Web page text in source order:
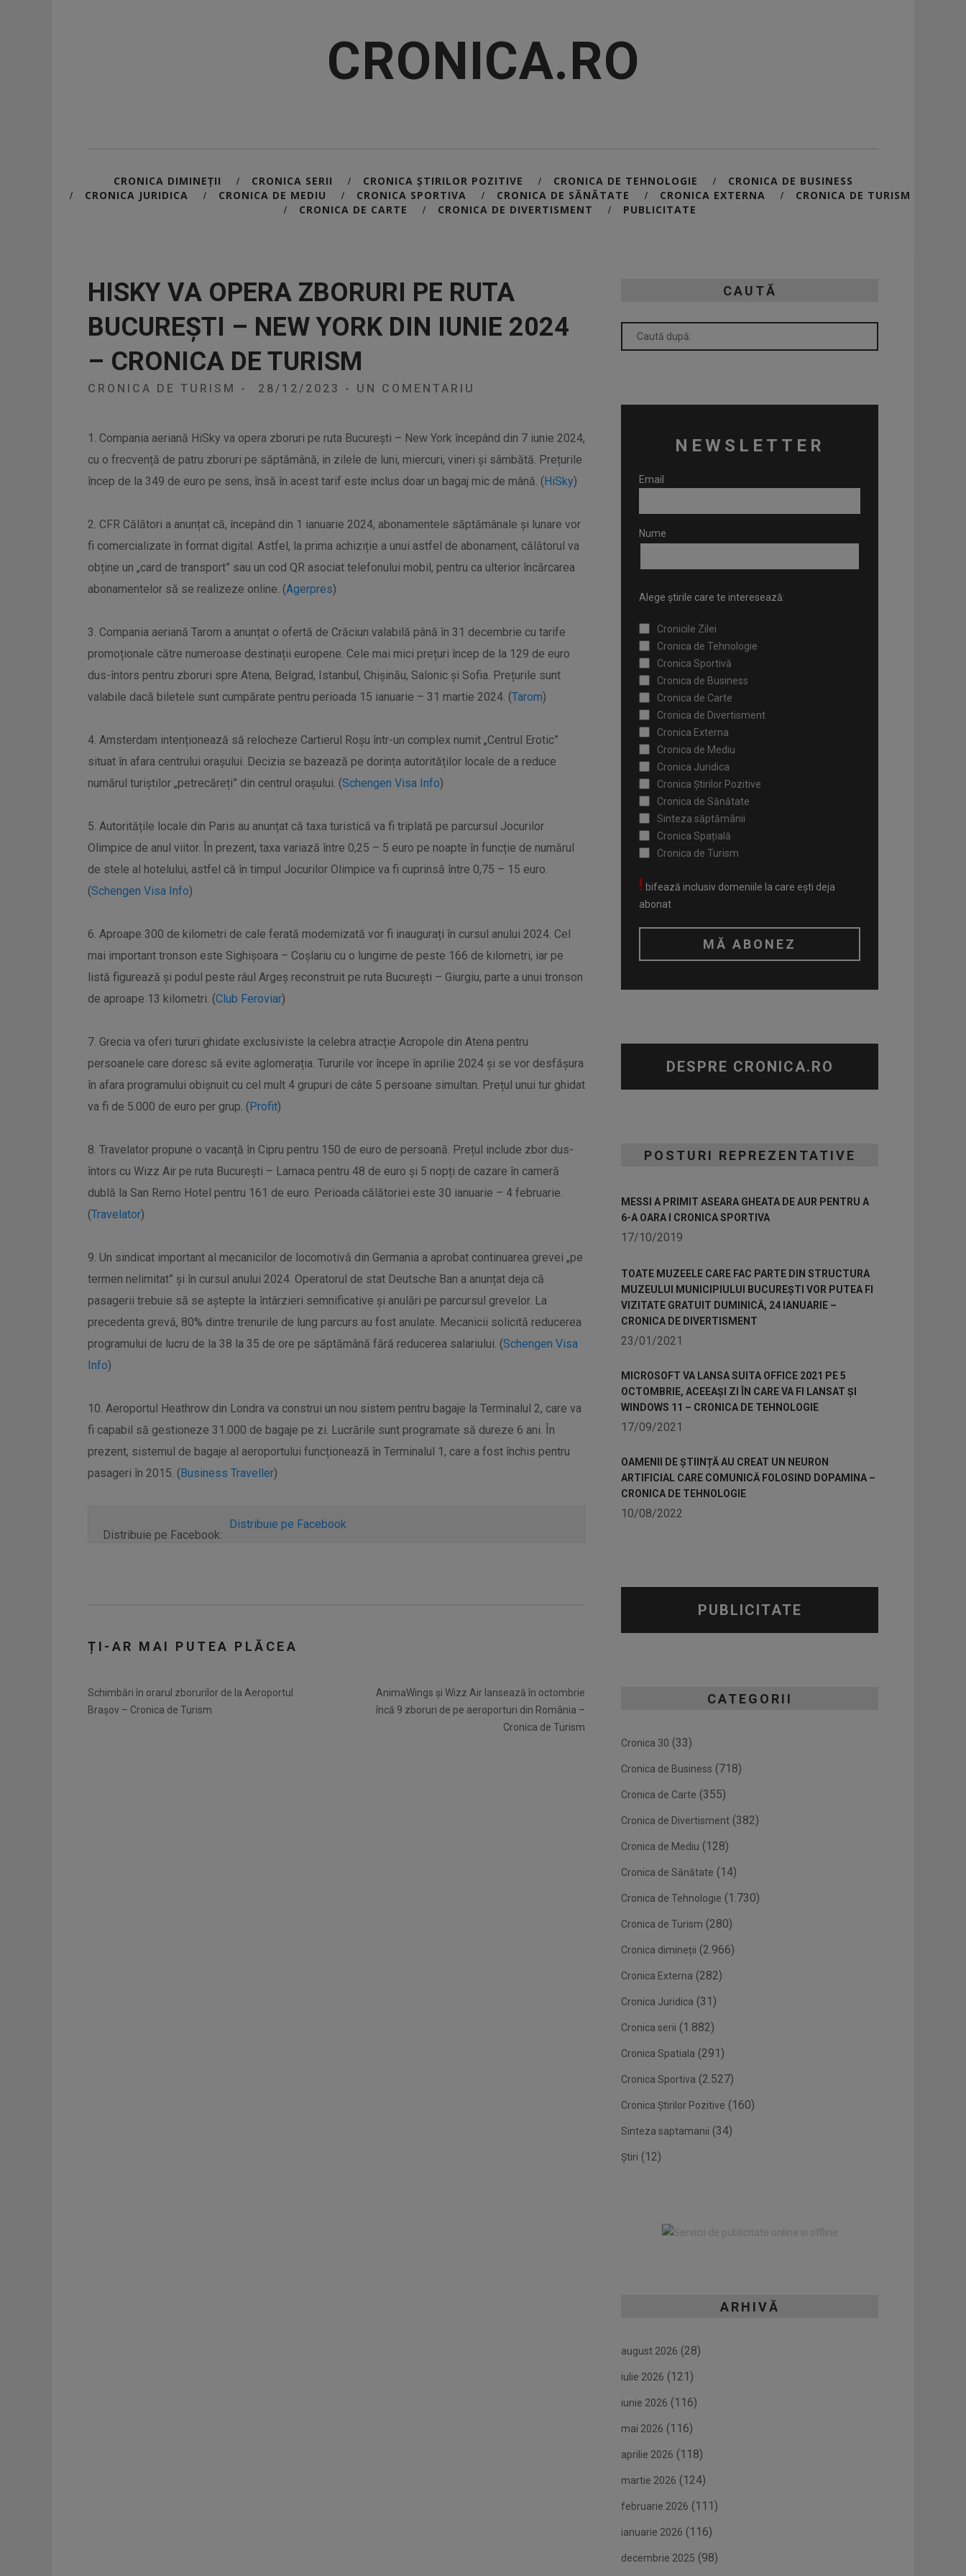
CRONICA.RO
CRONICA DIMINEȚII / CRONICA SERII / CRONICA ȘTIRILOR POZITIVE / CRONICA DE TEHNOLOGIE / CRONICA DE BUSINESS
/ CRONICA JURIDICA / CRONICA DE MEDIU / CRONICA SPORTIVA / CRONICA DE SĂNĂTATE / CRONICA EXTERNA / CRONICA DE TURISM
/ CRONICA DE CARTE / CRONICA DE DIVERTISMENT / PUBLICITATE
HISKY VA OPERA ZBORURI PE RUTA
BUCUREȘTI – NEW YORK DIN IUNIE 2024
– CRONICA DE TURISM
CRONICA DE TURISM - 28/12/2023 - UN COMENTARIU
1. Compania aeriană HiSky va opera zboruri pe ruta București – New York începând din 7 iunie 2024,
cu o frecvență de patru zboruri pe săptămână, in zilele de luni, miercuri, vineri și sâmbătă. Prețurile
încep de la 349 de euro pe sens, însă în acest tarif este inclus doar un bagaj mic de mână. (HiSky)
2. CFR Călători a anunțat că, începând din 1 ianuarie 2024, abonamentele săptămânale și lunare vor
fi comercializate în format digital. Astfel, la prima achiziție a unui astfel de abonament, călătorul va
obține un „card de transport” sau un cod QR asociat telefonului mobil, pentru ca ulterior încărcarea
abonamentelor să se realizeze online. (Agerpres)
3. Compania aeriană Tarom a anunțat o ofertă de Crăciun valabilă până în 31 decembrie cu tarife
promoționale către numeroase destinații europene. Cele mai mici prețuri încep de la 129 de euro
dus-întors pentru zboruri spre Atena, Belgrad, Istanbul, Chișinău, Salonic și Sofia. Prețurile sunt
valabile dacă biletele sunt cumpărate pentru perioada 15 ianuarie – 31 martie 2024. (Tarom)
4. Amsterdam intenționează să relocheze Cartierul Roșu într-un complex numit „Centrul Erotic”
situat în afara centrului orașului. Decizia se bazează pe dorința autorităților locale de a reduce
numărul turiștilor „petrecăreți” din centrul orașului. (Schengen Visa Info)
5. Autoritățile locale din Paris au anunțat că taxa turistică va fi triplată pe parcursul Jocurilor
Olimpice de anul viitor. În prezent, taxa variază între 0,25 – 5 euro pe noapte în funcție de numărul
de stele al hotelului, astfel că în timpul Jocurilor Olimpice va fi cuprinsă între 0,75 – 15 euro.
(Schengen Visa Info)
6. Aproape 300 de kilometri de cale ferată modernizată vor fi inaugurați în cursul anului 2024. Cel
mai important tronson este Sighișoara – Coșlariu cu o lungime de peste 166 de kilometri, iar pe
listă figurează și podul peste râul Argeș reconstruit pe ruta București – Giurgiu, parte a unui tronson
de aproape 13 kilometri. (Club Feroviar)
7. Grecia va oferi tururi ghidate exclusiviste la celebra atracție Acropole din Atena pentru
persoanele care doresc să evite aglomerația. Tururile vor începe în aprilie 2024 și se vor desfășura
în afara programului obișnuit cu cel mult 4 grupuri de câte 5 persoane simultan. Prețul unui tur ghidat
va fi de 5.000 de euro per grup. (Profit)
8. Travelator propune o vacanță în Cipru pentru 150 de euro de persoană. Prețul include zbor dus-
întors cu Wizz Air pe ruta București – Larnaca pentru 48 de euro și 5 nopți de cazare în cameră
dublă la San Remo Hotel pentru 161 de euro. Perioada călătoriei este 30 ianuarie – 4 februarie.
(Travelator)
9. Un sindicat important al mecanicilor de locomotivă din Germania a aprobat continuarea grevei „pe
termen nelimitat” și în cursul anului 2024. Operatorul de stat Deutsche Ban a anunțat deja că
pasagerii trebuie să se aștepte la întârzieri semnificative și anulări pe parcursul grevelor. La
precedenta grevă, 80% dintre trenurile de lung parcurs au fost anulate. Mecanicii solicită reducerea
programului de lucru de la 38 la 35 de ore pe săptămână fără reducerea salariului. (Schengen Visa
Info)
10. Aeroportul Heathrow din Londra va construi un nou sistem pentru bagaje la Terminalul 2, care va
fi capabil să gestioneze 31.000 de bagaje pe zi. Lucrările sunt programate să dureze 6 ani. În
prezent, sistemul de bagaje al aeroportului funcționează în Terminalul 1, care a fost închis pentru
pasageri în 2015. (Business Traveller)
Distribuie pe Facebook:
Distribuie pe Facebook
ȚI-AR MAI PUTEA PLĂCEA
Schimbări în orarul zborurilor de la Aeroportul
Brașov – Cronica de Turism
AnimaWings și Wizz Air lansează în octombrie
încă 9 zboruri de pe aeroporturi din România –
Cronica de Turism
CAUTĂ
NEWSLETTER
Email
Nume
Alege știrile care te interesează:
Cronicile Zilei
Cronica de Tehnologie
Cronica Sportivă
Cronica de Business
Cronica de Carte
Cronica de Divertisment
Cronica Externa
Cronica de Mediu
Cronica Juridica
Cronica Știrilor Pozitive
Cronica de Sănătate
Sinteza săptămânii
Cronica Spațială
Cronica de Turism
! bifează inclusiv domeniile la care ești deja
abonat
DESPRE CRONICA.RO
POSTURI REPREZENTATIVE
MESSI A PRIMIT ASEARA GHEATA DE AUR PENTRU A
6-A OARA I CRONICA SPORTIVA
17/10/2019
TOATE MUZEELE CARE FAC PARTE DIN STRUCTURA
MUZEULUI MUNICIPIULUI BUCUREȘTI VOR PUTEA FI
VIZITATE GRATUIT DUMINICĂ, 24 IANUARIE –
CRONICA DE DIVERTISMENT
23/01/2021
MICROSOFT VA LANSA SUITA OFFICE 2021 PE 5
OCTOMBRIE, ACEEAȘI ZI ÎN CARE VA FI LANSAT ȘI
WINDOWS 11 – CRONICA DE TEHNOLOGIE
17/09/2021
OAMENII DE ȘTIINȚĂ AU CREAT UN NEURON
ARTIFICIAL CARE COMUNICĂ FOLOSIND DOPAMINA –
CRONICA DE TEHNOLOGIE
10/08/2022
PUBLICITATE
CATEGORII
Cronica 30 (33)
Cronica de Business (718)
Cronica de Carte (355)
Cronica de Divertisment (382)
Cronica de Mediu (128)
Cronica de Sănătate (14)
Cronica de Tehnologie (1.730)
Cronica de Turism (280)
Cronica dimineții (2.966)
Cronica Externa (282)
Cronica Juridica (31)
Cronica serii (1.882)
Cronica Spatiala (291)
Cronica Sportiva (2.527)
Cronica Știrilor Pozitive (160)
Sinteza saptamanii (34)
Știri (12)
ARHIVĂ
august 2026 (28)
iulie 2026 (121)
iunie 2026 (116)
mai 2026 (116)
aprilie 2026 (118)
martie 2026 (124)
februarie 2026 (111)
ianuarie 2026 (116)
decembrie 2025 (98)